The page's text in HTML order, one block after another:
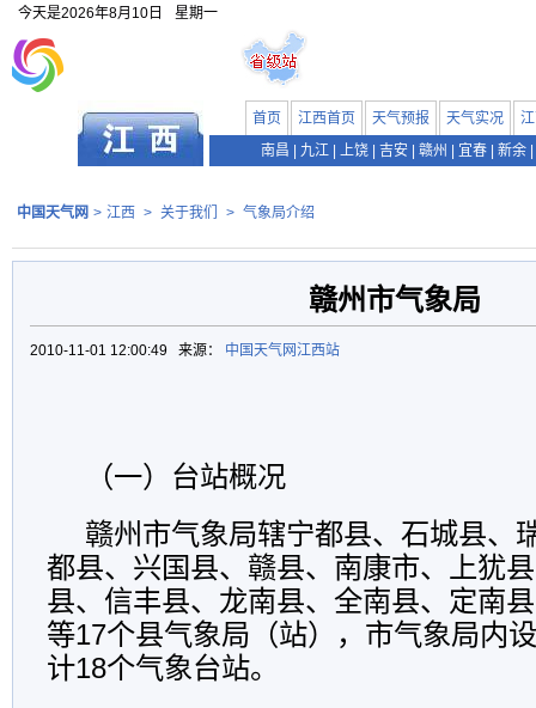
今天是2026年8月10日 星期一
首页 江西首页 天气预报 天气实况
南昌
九江 上饶 吉安 赣州 宜春 新余
中国天气网 > 江西 > 关于我们 > 气象局介绍
赣州市气象局
2010-11-01 12:00:49 来源： 中国天气网江西站
（一）台站概况
赣州市气象局辖宁都县、石城县、
都县、兴国县、赣县、南康市、上犹
县、信丰县、龙南县、全南县、定南
等17个县气象局（站），市气象局内
计18个气象台站。